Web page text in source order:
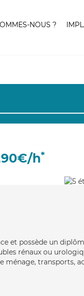
NOUS ?
h*
et possède un
rénaux ou
ménage, transports,